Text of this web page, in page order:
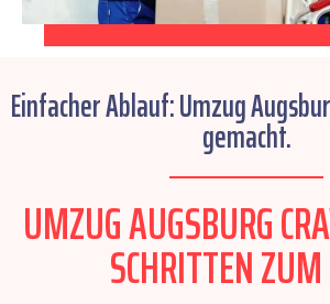
Einfacher Ablauf: Umzug
gemacht.
UMZUG AUGSBURG
SCHRITTEN